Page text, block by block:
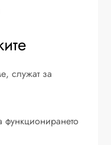
служат за